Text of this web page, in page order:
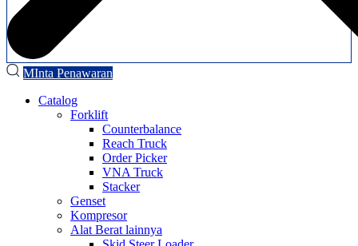
MInta Penawaran
Catalog
Forklift
Counterbalance
Reach Truck
Order Picker
VNA Truck
Stacker
Genset
Kompresor
Alat Berat lainnya